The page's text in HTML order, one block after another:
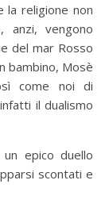
la religione non
anzi, vengono
del mar Rosso
bambino, Mosè
come noi di
il dualismo
epico duello
scontati e